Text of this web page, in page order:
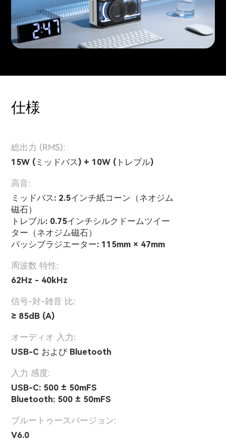
仕様
総出力 (RMS):
15W (ミッドバス) + 10W (トレブル)
高音:
ミッドバス: 2.5インチ紙コーン（ネオジム
磁石）
トレブル: 0.75インチシルクドームツイー
ター（ネオジム磁石）
パッシブラジエーター: 115mm × 47mm
周波数 特性:
62Hz - 40kHz
信号-対-雑音 比:
≥ 85dB (A)
オーディオ 入力:
USB-C および Bluetooth
入力 感度:
USB-C: 500 ± 50mFS
Bluetooth: 500 ± 50mFS
ブルートゥースバージョン:
V6.0